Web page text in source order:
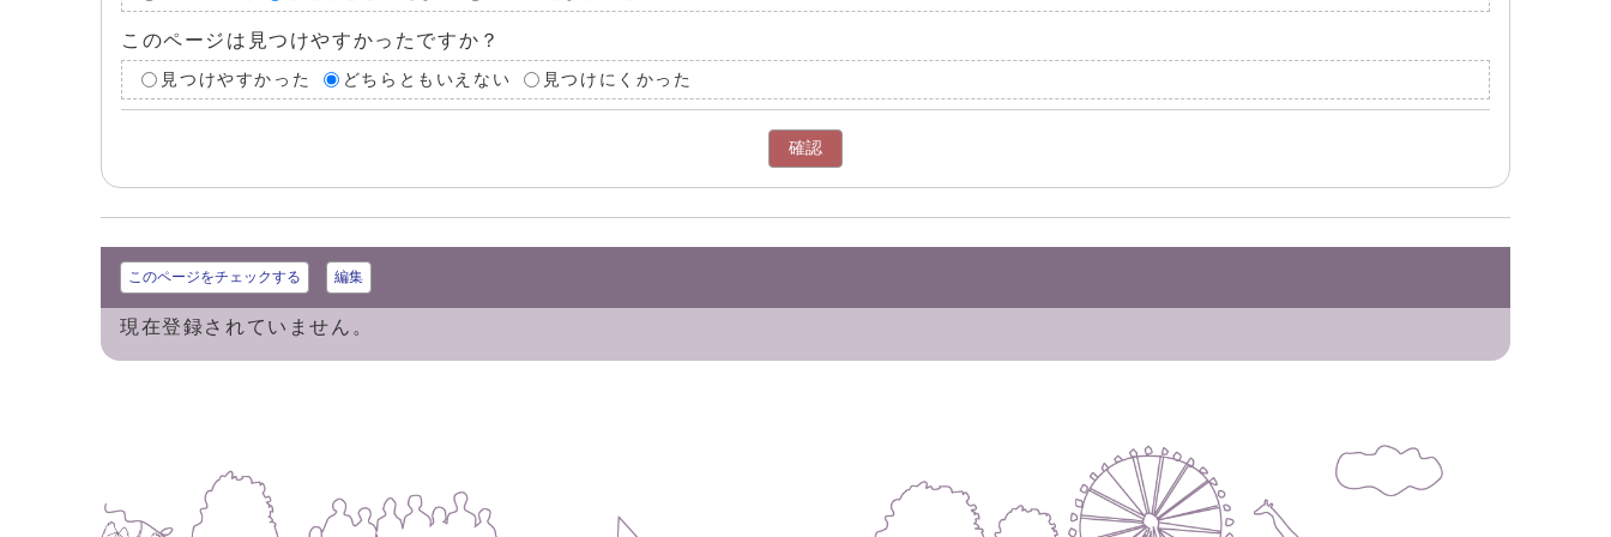
このページは見つけやすかったですか？
見つけやすかった どちらともいえない 見つけにくかった
確認
このページをチェックする 編集
現在登録されていません。